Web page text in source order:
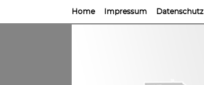
Home Impressum Datenschutz